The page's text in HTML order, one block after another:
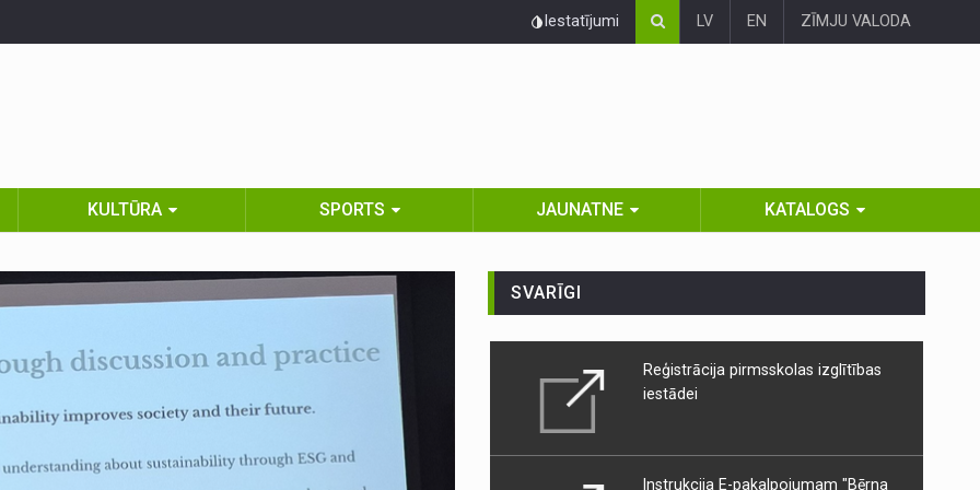
Iestatījumi LV EN ZĪMJU VALODA
KULTŪRA SPORTS JAUNATNE KATALOGS
SVARĪGI
Reģistrācija pirmsskolas izglītības
iestādei
Instrukcija E-pakalpojumam "Bērna